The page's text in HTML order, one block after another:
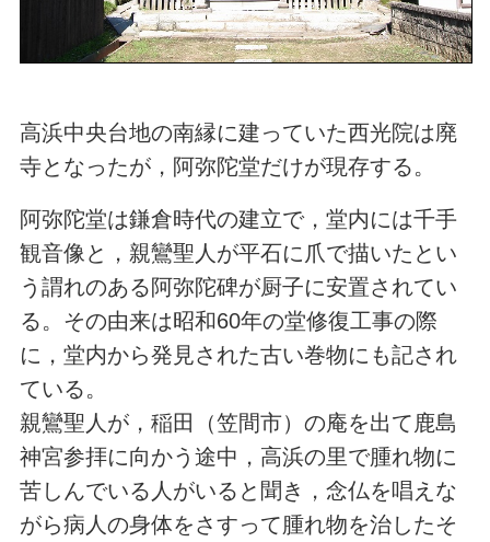
高浜中央台地の南縁に建っていた西光院は廃
寺となったが，阿弥陀堂だけが現存する。
阿弥陀堂は鎌倉時代の建立で，堂内には千手
観音像と，親鸞聖人が平石に爪で描いたとい
う謂れのある阿弥陀碑が厨子に安置されてい
る。その由来は昭和60年の堂修復工事の際
に，堂内から発見された古い巻物にも記され
ている。
親鸞聖人が，稲田（笠間市）の庵を出て鹿島
神宮参拝に向かう途中，高浜の里で腫れ物に
苦しんでいる人がいると聞き，念仏を唱えな
がら病人の身体をさすって腫れ物を治したそ